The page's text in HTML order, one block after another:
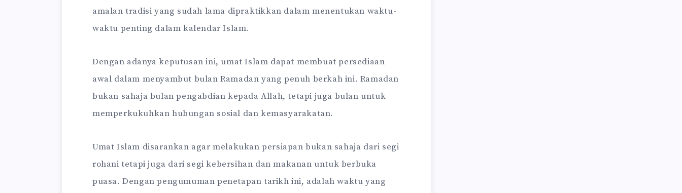
amalan tradisi yang sudah lama dipraktikkan dalam menentukan waktu-
waktu penting dalam kalendar Islam.
Dengan adanya keputusan ini, umat Islam dapat membuat persediaan
awal dalam menyambut bulan Ramadan yang penuh berkah ini. Ramadan
bukan sahaja bulan pengabdian kepada Allah, tetapi juga bulan untuk
memperkukuhkan hubungan sosial dan kemasyarakatan.
Umat Islam disarankan agar melakukan persiapan bukan sahaja dari segi
rohani tetapi juga dari segi kebersihan dan makanan untuk berbuka
puasa. Dengan pengumuman penetapan tarikh ini, adalah waktu yang